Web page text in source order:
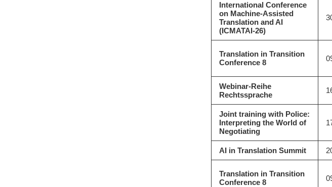
International Conference
on Machine-Assisted
Translation and AI
(ICMATAI-26)
Translation in Transition
Conference 8
Webinar-Reihe
Rechtssprache
Joint training with Police:
Interpreting the World of
Negotiating
AI in Translation Summit
Translation in Transition
Conference 8